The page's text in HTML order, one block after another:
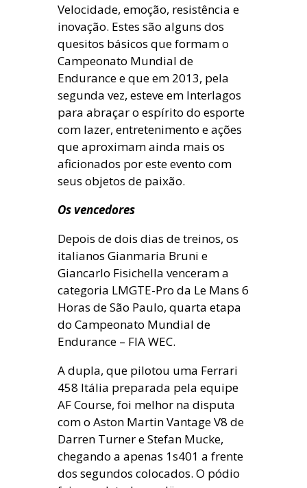
Velocidade, emoção, resistência e
inovação. Estes são alguns dos
quesitos básicos que formam o
Campeonato Mundial de
Endurance e que em 2013, pela
segunda vez, esteve em Interlagos
para abraçar o espírito do esporte
com lazer, entretenimento e ações
que aproximam ainda mais os
aficionados por este evento com
seus objetos de paixão.
Os vencedores
Depois de dois dias de treinos, os
italianos Gianmaria Bruni e
Giancarlo Fisichella venceram a
categoria LMGTE-Pro da Le Mans 6
Horas de São Paulo, quarta etapa
do Campeonato Mundial de
Endurance – FIA WEC.
A dupla, que pilotou uma Ferrari
458 Itália preparada pela equipe
AF Course, foi melhor na disputa
com o Aston Martin Vantage V8 de
Darren Turner e Stefan Mucke,
chegando a apenas 1s401 a frente
dos segundos colocados. O pódio